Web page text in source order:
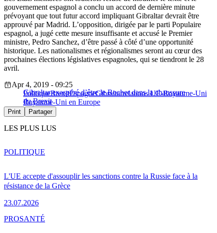
gouvernement espagnol a conclu un accord de dernière minute
prévoyant que tout futur accord impliquant Gibraltar devrait être
approuvé par Madrid. L’opposition, dirigée par le parti Populaire
espagnol, a jugé cette mesure insuffisante et accusé le Premier
ministre, Pedro Sanchez, d’être passé à côté d’une opportunité
historique. Les nationalismes et régionalismes seront au cœur des
prochaines élections législatives espagnoles, qui se tiendront le 28
avril.
Gibraltar exaspéré d’être le Rocher dans la chaussure
du Brexit
Apr 4, 2019 - 09:25
PolitiqueBrexitEspagneGibraltarrelations UE-Royaume-Uni
Royaume-Uni en Europe
Print Partager
LES PLUS LUS
L'UE accepte d'assouplir les sanctions contre la Russie face à la
résistance de la Grèce
23.07.2026
POLITIQUE
PROSANTÉ